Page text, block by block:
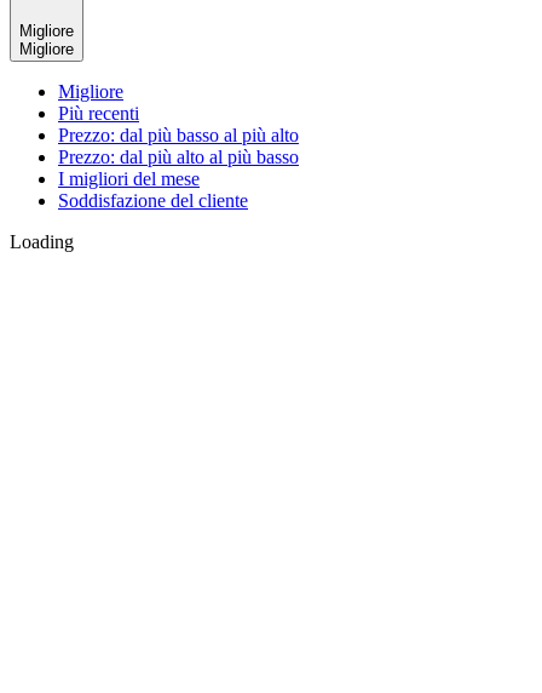
Migliore
Migliore
Migliore
Più recenti
Prezzo: dal più basso al più alto
Prezzo: dal più alto al più basso
I migliori del mese
Soddisfazione del cliente
Loading